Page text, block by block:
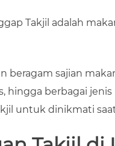
Takjil adalah
beragam sajian
hingga berbagai
untuk dinikmati